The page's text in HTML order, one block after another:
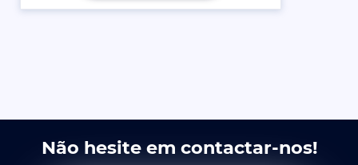
Não hesite em contactar-nos!